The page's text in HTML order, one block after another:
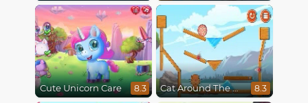
Cute Unicorn Care 8.3 Cat Around The World 8.3